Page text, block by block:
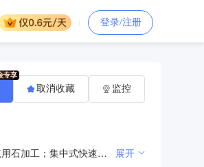
登录/注册
一般项目：水泥制品制造；水泥制品销售；建筑材料销售；非金属矿及制品销售；机械设备销售；建筑工程机械与设备租赁；建筑用石加工；集中式快速充电站；电动汽车充电基础设施运营；国内货物运输代理；道路货物运输站经营；仓储设备租赁服务；运输设备租赁服务；装卸搬运；运输货物打包服务；新能源汽车电附件销售。（除依法须经批准的项目外，凭营业执照依法自主开展经营活动）许可项目：道路货物运输（不含危险货物）。（依法须经批准的项目，经相关部门批准后方可开展经营活动，具体经营项目以相关部门批准文件或许可证件为准） 展开
取消收藏 监控